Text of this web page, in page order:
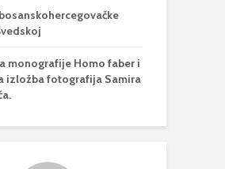
monografije Homo faber i
izložba fotografija Samira